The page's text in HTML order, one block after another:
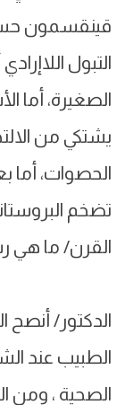
قينقسمون
التبول
الصغيرة، أما
يشتكي من
الحصوات،
تضخم
القرن/ ما هي
الدكتور/ أنصح
الطبيب عند
الصحية ، ومن